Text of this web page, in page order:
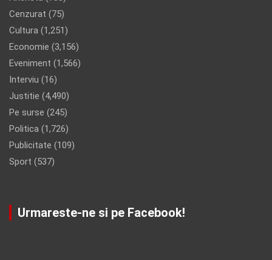
Cenzurat (75)
Cultura (1,251)
Economie (3,156)
Eveniment (1,566)
Interviu (16)
Justitie (4,490)
Pe surse (245)
Politica (1,726)
Publicitate (109)
Sport (537)
Urmareste-ne si pe Facebook!